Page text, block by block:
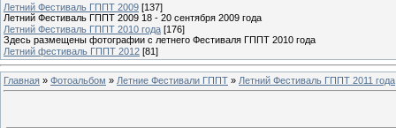
Летний Фестиваль ГППТ 2009 [137]
Летний Фестиваль ГППТ 2009 18 - 20 сентября 2009 года
Летний Фестиваль ГППТ 2010 года [176]
Здесь размещены фотографии с летнего Фестиваля ГППТ 2010 года
Летний фестиваль ГППТ 2012 [81]
Главная » Фотоальбом » Летние Фестивали ГППТ » Летний Фестиваль ГППТ 2011 года